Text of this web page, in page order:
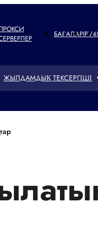
БАҒАЛАРIPV4
ЖЫЛДАМДЫҚ ТЕКСЕРГІШІ